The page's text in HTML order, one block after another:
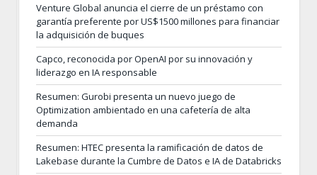
Venture Global anuncia el cierre de un préstamo con
garantía preferente por US$1500 millones para financiar
la adquisición de buques
Capco, reconocida por OpenAI por su innovación y
liderazgo en IA responsable
Resumen: Gurobi presenta un nuevo juego de
Optimization ambientado en una cafetería de alta
demanda
Resumen: HTEC presenta la ramificación de datos de
Lakebase durante la Cumbre de Datos e IA de Databricks